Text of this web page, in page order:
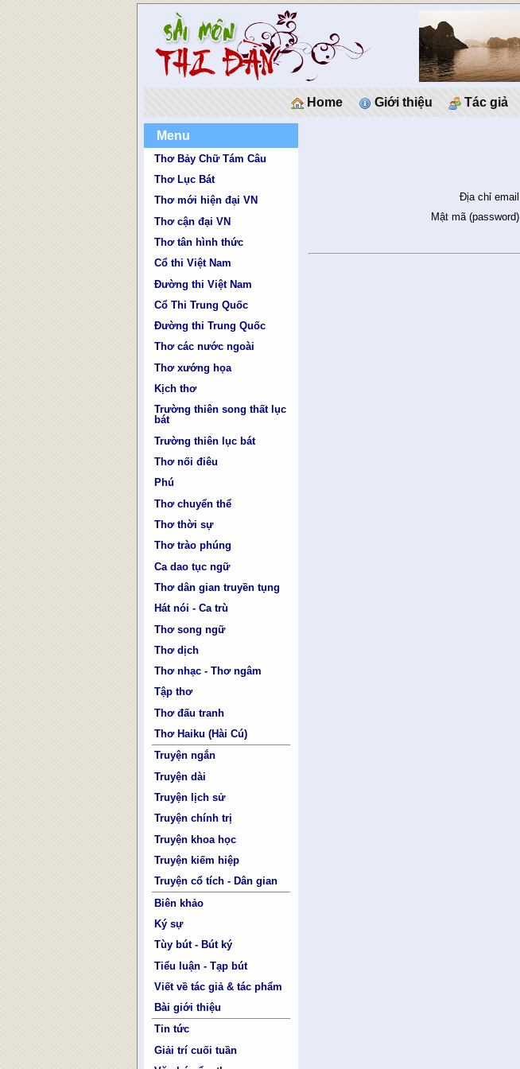
Home Giới thiệu Tác giả
Menu
Thơ Bảy Chữ Tám Câu
Thơ Lục Bát
Thơ mới hiện đại VN
Thơ cận đại VN
Thơ tân hình thức
Cổ thi Việt Nam
Đường thi Việt Nam
Cổ Thi Trung Quốc
Đường thi Trung Quốc
Thơ các nước ngoài
Thơ xướng họa
Kịch thơ
Trường thiên song thất lục
bát
Trường thiên lục bát
Thơ nối điêu
Phú
Thơ chuyển thể
Thơ thời sự
Thơ trào phúng
Ca dao tục ngữ
Thơ dân gian truyền tụng
Hát nói - Ca trù
Thơ song ngữ
Thơ dịch
Thơ nhạc - Thơ ngâm
Tập thơ
Thơ đấu tranh
Thơ Haiku (Hài Cú)
Truyện ngắn
Truyện dài
Truyện lịch sử
Truyện chính trị
Truyện khoa học
Truyện kiếm hiệp
Truyện cổ tích - Dân gian
Biên khảo
Ký sự
Tùy bút - Bút ký
Tiểu luận - Tạp bút
Viết về tác giả & tác phẩm
Bài giới thiệu
Tin tức
Giải trí cuối tuần
Địa chỉ email
Mật mã (password)